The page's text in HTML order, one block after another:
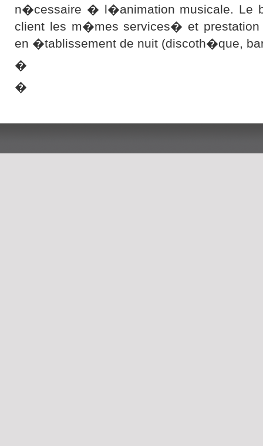
n�cessaire � l�animation musicale. Le
client les m�mes services� et
en �tablissement de nuit (discoth�que,
�
�